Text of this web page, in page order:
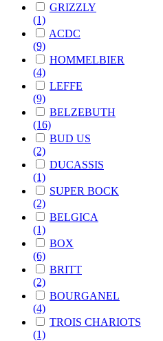
GRIZZLY
(1)
ACDC
(9)
HOMMELBIER
(4)
LEFFE
(9)
BELZEBUTH
(16)
BUD US
(2)
DUCASSIS
(1)
SUPER BOCK
(2)
BELGICA
(1)
BOX
(6)
BRITT
(2)
BOURGANEL
(4)
TROIS CHARIOTS
(1)